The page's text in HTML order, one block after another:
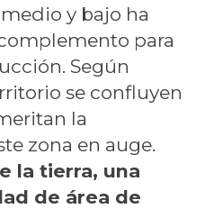
y bajo ha
para
Según
se confluyen
la
zona en auge.
la tierra, una
de área de